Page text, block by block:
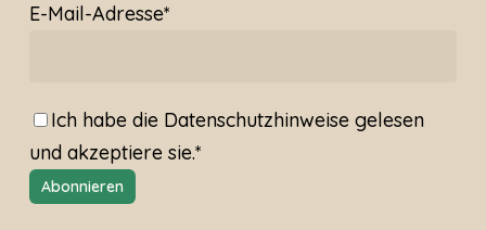
E-Mail-Adresse*
Ich habe die Datenschutzhinweisegelesen
und akzeptiere sie.*